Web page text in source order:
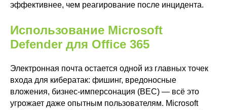
эффективнее, чем реагирование после инцидента.
Использование Microsoft
Defender для Office 365
Электронная почта остается одной из главных точек
входа для кибератак: фишинг, вредоносные
вложения, бизнес-имперсонация (BEC) — всё это
угрожает даже опытным пользователям. Microsoft